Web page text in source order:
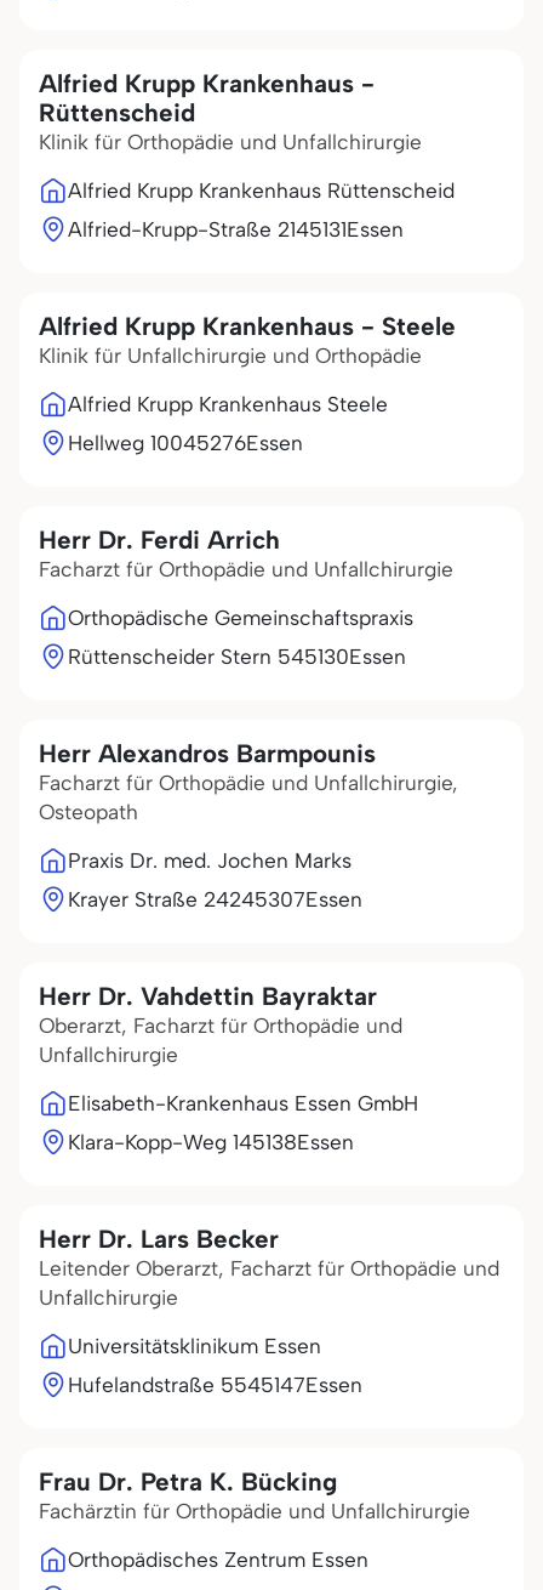
Alfried Krupp Krankenhaus -
Rüttenscheid
Klinik für Orthopädie und Unfallchirurgie
Alfried Krupp Krankenhaus Rüttenscheid
Alfried-Krupp-Straße 2145131Essen
Alfried Krupp Krankenhaus - Steele
Klinik für Unfallchirurgie und Orthopädie
Alfried Krupp Krankenhaus Steele
Hellweg 10045276Essen
Herr Dr. Ferdi Arrich
Facharzt für Orthopädie und Unfallchirurgie
Orthopädische Gemeinschaftspraxis
Rüttenscheider Stern 545130Essen
Herr Alexandros Barmpounis
Facharzt für Orthopädie und Unfallchirurgie,
Osteopath
Praxis Dr. med. Jochen Marks
Krayer Straße 24245307Essen
Herr Dr. Vahdettin Bayraktar
Oberarzt, Facharzt für Orthopädie und
Unfallchirurgie
Elisabeth-Krankenhaus Essen GmbH
Klara-Kopp-Weg 145138Essen
Herr Dr. Lars Becker
Leitender Oberarzt, Facharzt für Orthopädie und
Unfallchirurgie
Universitätsklinikum Essen
Hufelandstraße 5545147Essen
Frau Dr. Petra K. Bücking
Fachärztin für Orthopädie und Unfallchirurgie
Orthopädisches Zentrum Essen